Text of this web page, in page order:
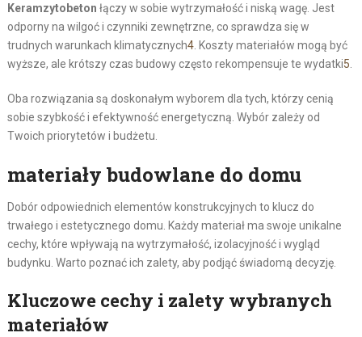
Keramzytobeton łączy w sobie wytrzymałość i niską wagę. Jest
odporny na wilgoć i czynniki zewnętrzne, co sprawdza się w
trudnych warunkach klimatycznych4. Koszty materiałów mogą być
wyższe, ale krótszy czas budowy często rekompensuje te wydatki5
Oba rozwiązania są doskonałym wyborem dla tych, którzy cenią
sobie szybkość i efektywność energetyczną. Wybór zależy od
Twoich priorytetów i budżetu.
materiały budowlane do domu
Dobór odpowiednich elementów konstrukcyjnych to klucz do
trwałego i estetycznego domu. Każdy materiał ma swoje unikalne
cechy, które wpływają na wytrzymałość, izolacyjność i wygląd
budynku. Warto poznać ich zalety, aby podjąć świadomą decyzję.
Kluczowe cechy i zalety wybranych
materiałów